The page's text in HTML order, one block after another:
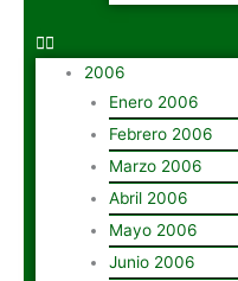
2006
Enero 2006
Febrero 2006
Marzo 2006
Abril 2006
Mayo 2006
Junio 2006